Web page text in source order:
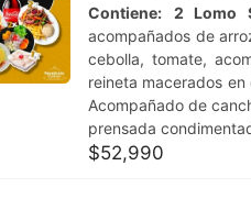
Contiene: 2 Lomo
acompañados de
cebolla, tomate,
reineta macerados
Acompañado de
prensada
$52,990